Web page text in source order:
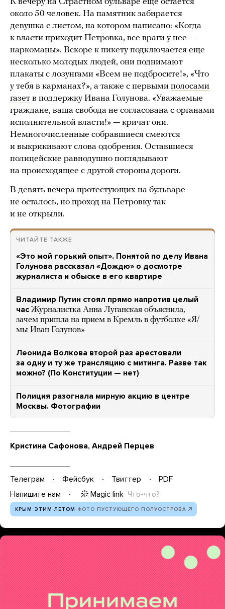
около 50 человек. На памятник забирается
девушка с листом, на котором написано: «Когда
к власти приходит Петровка, все враги у нее —
наркоманы». Вскоре к пикету подключается еще
несколько молодых людей, они поднимают
плакаты с лозунгами «Всем не подбросите!», «Что
у тебя в карманах?», а также с первыми полосами
газет в поддержку Ивана Голунова. «Уважаемые
граждане, ваша свобода не согласована с органами
исполнительной власти!» — кричат они.
Немногочисленные собравшиеся смеются
и выкрикивают слова одобрения. Оставшиеся
полицейские равнодушно поглядывают
на происходящее с другой стороны дороги.
В девять вечера протестующих на бульваре
не осталось, но проход на Петровку так
и не открыли.
ЧИТАЙТЕ ТАКЖЕ
«Это мой горький опыт». Понятой по делу Ивана
Голунова рассказал «Дождю» о досмотре
журналиста и обыске в его квартире
Владимир Путин стоял прямо напротив целый
час Журналистка Анна Луганская объяснила,
зачем пришла на прием в Кремль в футболке «Я/
мы Иван Голунов»
Леонида Волкова второй раз арестовали
за одну и ту же трансляцию с митинга. Разве так
можно? (По Конституции — нет)
Полиция разогнала мирную акцию в центре
Москвы. Фотографии
Кристина Сафонова, Андрей Перцев
Телеграм Фейсбук Твиттер
PDF
Напишите нам
Magic link Что-что?
КРЫМ ЭТИМ ЛЕТОМ ФОТО ПУСТУЮЩЕГО ПОЛУОСТРОВА